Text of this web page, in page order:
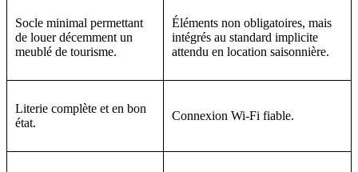
Socle minimal permettant
de louer décemment un
meublé de tourisme.
Éléments non obligatoires, mais
intégrés au standard implicite
attendu en location saisonnière.
Literie complète et en bon
état.
Connexion Wi-Fi fiable.